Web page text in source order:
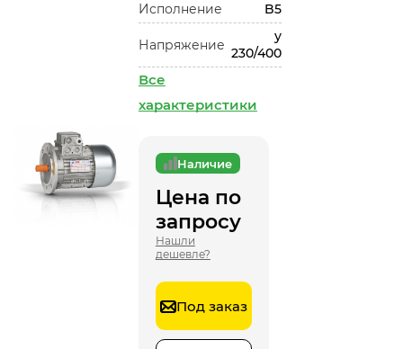
Исполнение
B5
Напряжение
у
230/400
Все
характеристики
Наличие
Цена по
запросу
Нашли
дешевле?
Под заказ